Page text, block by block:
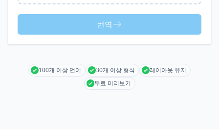
번역
100개 이상 언어 30개 이상 형식
레이아웃 유지
무료 미리보기